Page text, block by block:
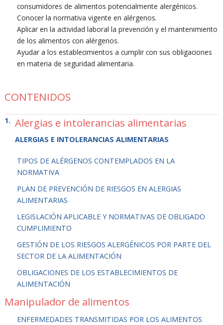
consumidores de alimentos potencialmente alergénicos.
Conocer la normativa vigente en alérgenos.
Aplicar en la actividad laboral la prevención y el mantenimiento
de los alimentos con alérgenos.
Ayudar a los establecimientos a cumplir con sus obligaciones
en materia de seguridad alimentaria.
CONTENIDOS
Alergias e intolerancias alimentarias
ALERGIAS E INTOLERANCIAS ALIMENTARIAS
TIPOS DE ALÉRGENOS CONTEMPLADOS EN LA
NORMATIVA
PLAN DE PREVENCIÓN DE RIESGOS EN ALERGIAS
ALIMENTARIAS
LEGISLACIÓN APLICABLE Y NORMATIVAS DE OBLIGADO
CUMPLIMIENTO
GESTIÓN DE LOS RIESGOS ALERGÉNICOS POR PARTE DEL
SECTOR DE LA ALIMENTACIÓN
OBLIGACIONES DE LOS ESTABLECIMIENTOS DE
ALIMENTACIÓN
Manipulador de alimentos
ENFERMEDADES TRANSMITIDAS POR LOS ALIMENTOS